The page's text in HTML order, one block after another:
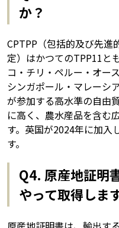
か？
CPTPP（包括的及び先進
定）はかつてのTPP11と
コ・チリ・ペルー・オー
シンガポール・マレーシ
が参加する高水準の自由
に高く、農水産品を含む
す。英国が2024年に加入
す。
Q4. 原産地証明
やって取得しま